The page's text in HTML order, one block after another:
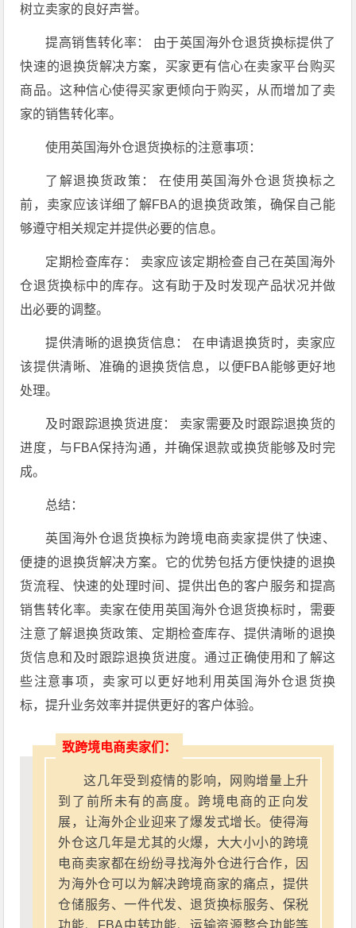
树立卖家的良好声誉。
提高销售转化率： 由于英国海外仓退货换标提供了
快速的退换货解决方案，买家更有信心在卖家平台购买
商品。这种信心使得买家更倾向于购买，从而增加了卖
家的销售转化率。
使用英国海外仓退货换标的注意事项：
了解退换货政策： 在使用英国海外仓退货换标之
前，卖家应该详细了解FBA的退换货政策，确保自己能
够遵守相关规定并提供必要的信息。
定期检查库存： 卖家应该定期检查自己在英国海外
仓退货换标中的库存。这有助于及时发现产品状况并做
出必要的调整。
提供清晰的退换货信息： 在申请退换货时，卖家应
该提供清晰、准确的退换货信息，以便FBA能够更好地
处理。
及时跟踪退换货进度： 卖家需要及时跟踪退换货的
进度，与FBA保持沟通，并确保退款或换货能够及时完
成。
总结：
英国海外仓退货换标为跨境电商卖家提供了快速、
便捷的退换货解决方案。它的优势包括方便快捷的退换
货流程、快速的处理时间、提供出色的客户服务和提高
销售转化率。卖家在使用英国海外仓退货换标时，需要
注意了解退换货政策、定期检查库存、提供清晰的退换
货信息和及时跟踪退换货进度。通过正确使用和了解这
些注意事项，卖家可以更好地利用英国海外仓退货换
标，提升业务效率并提供更好的客户体验。
致跨境电商卖家们：
这几年受到疫情的影响，网购增量上升
到了前所未有的高度。跨境电商的正向发
展，让海外企业迎来了爆发式增长。使得海
外仓这几年是尤其的火爆，大大小小的跨境
电商卖家都在纷纷寻找海外仓进行合作，因
为海外仓可以为解决跨境商家的痛点，提供
仓储服务、一件代发、退货换标服务、保税
功能、FBA中转功能、运输资源整合功能等